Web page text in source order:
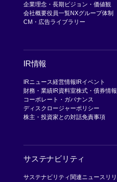
企業理念・長期ビジョン・価値観
会社概要役員一覧NXグループ体制
CM・広告ライブラリー
IR情報
IRニュース経営情報 IRイベント
財務・業績 IR資料室株式・債券情報
コーポレート・ガバナンス
ディスクロージャーポリシー
株主・投資家との対話免責事項
サステナビリティ
サステナビリティ関連ニュースリリ